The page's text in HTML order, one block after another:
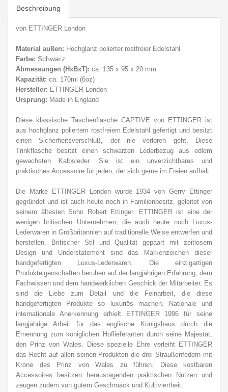
Beschreibung
von ETTINGER London
Material außen: Hochglanz polierter rostfreier Edelstahl
Farbe: Schwarz
Abmessungen (HxBxT): ca. 135 x 95 x 20 mm
Kapazität: ca. 170ml (6oz)
Hersteller: ETTINGER London
Ursprung: Made in England
Diese klassische Taschenflasche CAPTIVE von ETTINGER ist
aus hochglanz poliertem rostfreiem Edelstahl gefertigt und besitzt
einen Sicherheitsverschluß, der nie verloren geht. Diese
Trinkflasche besitzt einen schwarzen Lederbezug aus edlem
gewachsten Kalbsleder. Sie ist ein unverzichtbares und
praktisches Accessoire für jeden, der sich gerne im Freien aufhält.
Die Marke ETTINGER London wurde 1934 von Gerry Ettinger
gegründet und ist auch heute noch in Familienbesitz, geleitet von
seinem ältesten Sohn Robert Ettinger. ETTINGER ist eine der
wenigen britischen Unternehmen, die auch heute noch Luxus-
Lederwaren in Großbritannien auf traditionelle Weise entwerfen und
herstellen. Britischer Stil und Qualität gepaart mit zeitlosem
Design und Understatement sind das Markenzeichen dieser
handgefertigten Luxus-Lederwaren. Die einzigartigen
Produkteigenschaften beruhen auf der langjährigen Erfahrung, dem
Fachwissen und dem handwerklichen Geschick der Mitarbeiter. Es
sind die Liebe zum Detail und die Feinarbeit, die diese
handgefertigten Produkte so luxuriös machen. Nationale und
internationale Anerkennung erhielt ETTINGER 1996 für seine
langjährige Arbeit für das englische Königshaus durch die
Ernennung zum königlichen Hoflieferanten durch seine Majestät,
den Prinz von Wales. Diese spezielle Ehre verleiht ETTINGER
das Recht auf allen seinen Produkten die drei Straußenfedern mit
Krone des Prinz von Wales zu führen. Diese kostbaren
Accessoires besitzen herausragenden praktischen Nutzen und
zeugen zudem von gutem Geschmack und Kultiviertheit.